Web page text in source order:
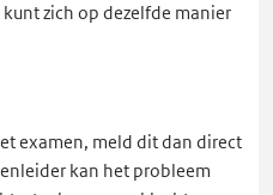
zich op dezelfde manier
examen, meld dit dan direct
kan het probleem